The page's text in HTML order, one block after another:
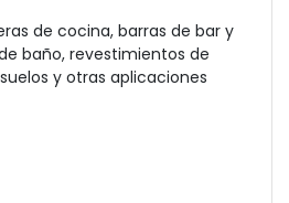
de cocina, barras de bar y
baño, revestimientos de
y otras aplicaciones